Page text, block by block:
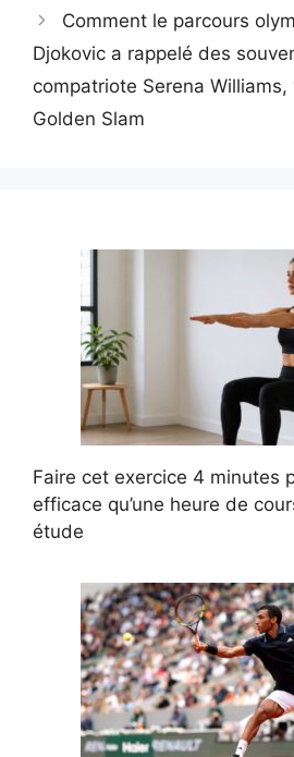
Comment le parcours
Djokovic a rappelé des
compatriote Serena
Golden Slam
Faire cet exercice 4 minutes
efficace qu’une heure de
étude